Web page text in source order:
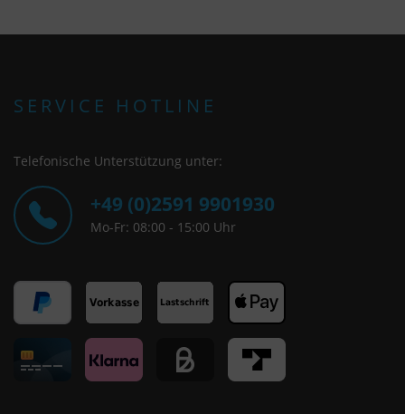
SERVICE HOTLINE
Telefonische Unterstützung unter:
+49 (0)2591 9901930
Mo-Fr: 08:00 - 15:00 Uhr